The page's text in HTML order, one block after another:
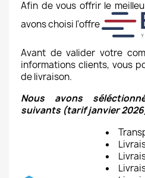
Afin de vous offrir le
avons choisi l'offre
Avant de valider votre
informations clients, vous
de livraison.
Nous avons
suivants (tarif janvier